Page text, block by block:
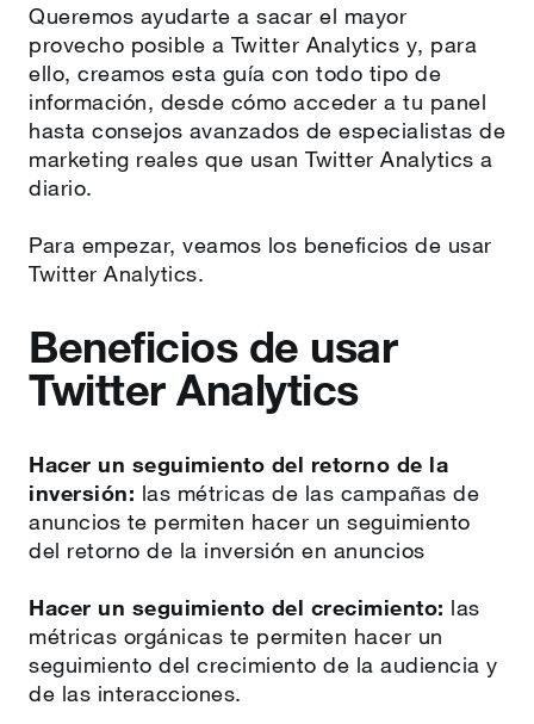
Queremos ayudarte a sacar el mayor
provecho posible a Twitter Analytics y, para
ello, creamos esta guía con todo tipo de
información, desde cómo acceder a tu panel
hasta consejos avanzados de especialistas de
marketing reales que usan Twitter Analytics a
diario.
Para empezar, veamos los beneficios de usar
Twitter Analytics.
Beneficios de usar
Twitter Analytics
Hacer un seguimiento del retorno de la
inversión: las métricas de las campañas de
anuncios te permiten hacer un seguimiento
del retorno de la inversión en anuncios
Hacer un seguimiento del crecimiento: las
métricas orgánicas te permiten hacer un
seguimiento del crecimiento de la audiencia y
de las interacciones.